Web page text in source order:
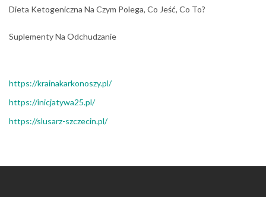
Dieta Ketogeniczna Na Czym Polega, Co Jeść, Co To?
Suplementy Na Odchudzanie
https://krainakarkonoszy.pl/
https://inicjatywa25.pl/
https://slusarz-szczecin.pl/